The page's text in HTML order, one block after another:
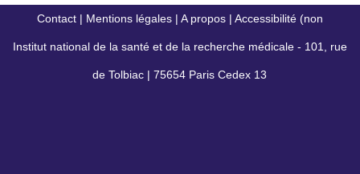
Contact | Mentions légales | A propos | Accessibilité (non
conforme)
Institut national de la santé et de la recherche médicale - 101, rue
de Tolbiac | 75654 Paris Cedex 13